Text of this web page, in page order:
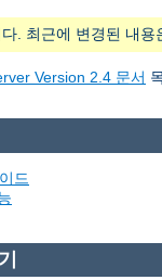
. 최근에 변경된 내
Version 2.4 문서
드